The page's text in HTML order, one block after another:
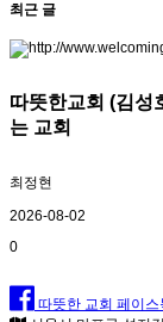
최근 글
따뜻한교회 (김성
는 교회
최정현
2026-08-02
0
따뜻한 교회 페이스